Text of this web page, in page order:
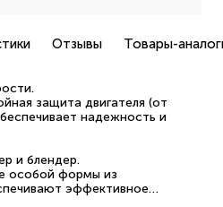
Отзывы Товары-
защита двигателя (от
надежность и
и блендер.
особой формы из
эффективное